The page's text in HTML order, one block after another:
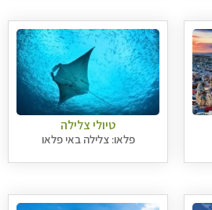
טיולי צלילה
פלאו: צלילה באי פלאו